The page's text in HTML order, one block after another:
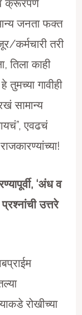
व क्रूरपणे
जनता फक्त
कर्मचारी तरी
तिला काही
गावीही
सामान्य
एवढचं
, ‘अंध व
उत्तरे
रोखीच्या